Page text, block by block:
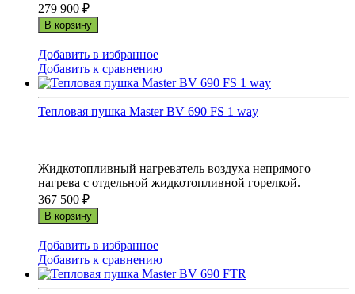
279 900 ₽
В корзину
Добавить в избранное
Добавить к сравнению
Тепловая пушка Master BV 690 FS 1 way
Жидкотопливный нагреватель воздуха непрямого
нагрева с отдельной жидкотопливной горелкой.
367 500 ₽
В корзину
Добавить в избранное
Добавить к сравнению